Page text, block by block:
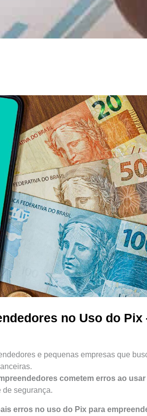
no Uso do
e pequenas empresas que
cometem erros ao usar
de segurança.
erros no uso do Pix para